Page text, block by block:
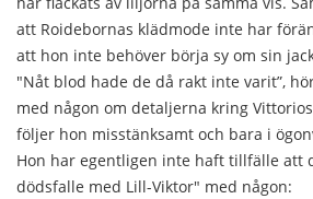
att Roidebornas klädmode inte har
att hon inte behöver börja sy om sin
"Nåt blod hade de då rakt inte varit”,
med någon om detaljerna kring
följer hon misstänksamt och bara i
Hon har egentligen inte haft tillfälle att
dödsfalle med Lill-Viktor" med någon: